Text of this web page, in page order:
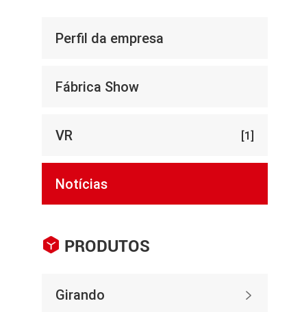
Perfil da empresa
Fábrica Show
VR [1]
Notícias
 PRODUTOS
Girando 